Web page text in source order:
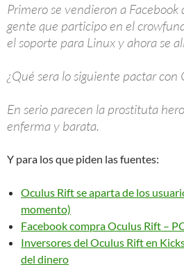
Primero se vendieron a
gente que participo en el
el soporte para Linux y ahora se
¿Qué sera lo siguiente pactar con
En serio parecen la prostituta
enferma y barata.
Y para los que piden las fuentes:
Oculus Rift se aparta de los
momento)
Facebook compra Oculus Rift –
Inversores del Oculus Rift en
del dinero